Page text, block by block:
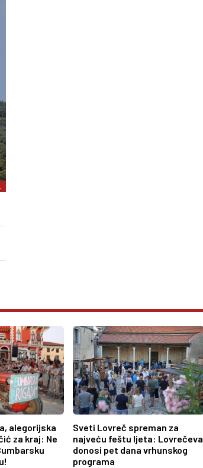
alegorijska
za kraj: Ne
Sveti Lovreč spreman za
najveću feštu ljeta: Lovrečeva
donosi pet dana vrhunskog
programa